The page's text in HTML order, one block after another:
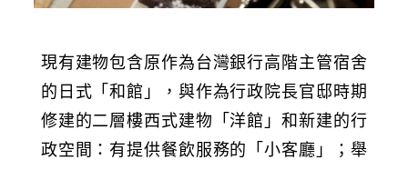
現有建物包含原作為台灣銀行高階主管宿舍
的日式「和館」，與作為行政院長官邸時期
修建的二層樓西式建物「洋館」和新建的行
政空間：有提供餐飲服務的「小客廳」；舉